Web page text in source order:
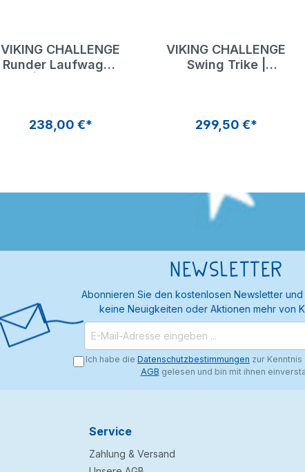
VIKING CHALLENGE
Runder Laufwagen
238,00 €*
VIKING CHALLENGE
Swing Trike |
299,50 €*
Newsletter
Abonnieren Sie den kostenlosen Newsletter
keine Neuigkeiten oder Aktionen mehr von
Ich habe die Datenschutzbestimmungen zur
AGB gelesen und bin mit ihnen
Service
Zahlung & Versand